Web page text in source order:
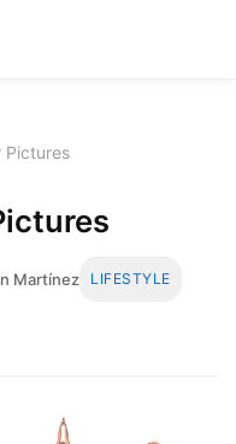
Pictures
Martínez LIFESTYLE